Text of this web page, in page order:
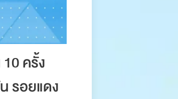
ครั้ง
รอยแดง